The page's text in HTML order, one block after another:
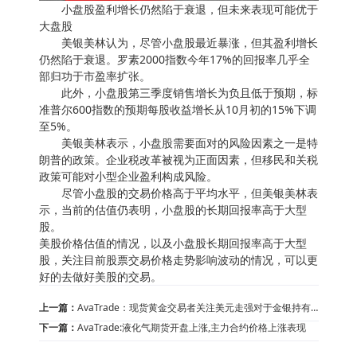
小盘股盈利增长仍然陷于衰退，但未来表现可能优于
大盘股
美银美林认为，尽管小盘股最近暴涨，但其盈利增长
仍然陷于衰退。罗素2000指数今年17%的回报率几乎全
部归功于市盈率扩张。
此外，小盘股第三季度销售增长为负且低于预期，标
准普尔600指数的预期每股收益增长从10月初的15%下调
至5%。
美银美林表示，小盘股需要面对的风险因素之一是特
朗普的政策。企业税改革被视为正面因素，但移民和关税
政策可能对小型企业盈利构成风险。
尽管小盘股的交易价格高于平均水平，但美银美林表
示，当前的估值仍表明，小盘股的长期回报率高于大型
股。
美股价格估值的情况，以及小盘股长期回报率高于大型
股，关注目前股票交易价格走势影响波动的情况，可以更
好的去做好美股的交易。
上一篇： AvaTrade：现货黄金交易者关注美元走强对于金银持有
者带来的影响
下一篇： AvaTrade:液化气期货开盘上涨,主力合约价格上涨表现